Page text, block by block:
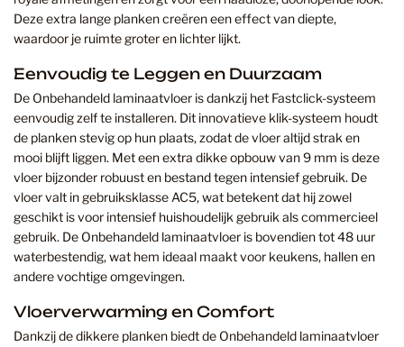
Deze extra lange planken creëren een effect van diepte,
waardoor je ruimte groter en lichter lijkt.
Eenvoudig te Leggen en Duurzaam
De Onbehandeld laminaatvloer is dankzij het Fastclick-systeem
eenvoudig zelf te installeren. Dit innovatieve klik-systeem houdt
de planken stevig op hun plaats, zodat de vloer altijd strak en
mooi blijft liggen. Met een extra dikke opbouw van 9 mm is deze
vloer bijzonder robuust en bestand tegen intensief gebruik. De
vloer valt in gebruiksklasse AC5, wat betekent dat hij zowel
geschikt is voor intensief huishoudelijk gebruik als commercieel
gebruik. De Onbehandeld laminaatvloer is bovendien tot 48 uur
waterbestendig, wat hem ideaal maakt voor keukens, hallen en
andere vochtige omgevingen.
Vloerverwarming en Comfort
Dankzij de dikkere planken biedt de Onbehandeld laminaatvloer